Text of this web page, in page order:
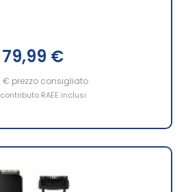
79,99 €
€ prezzo consigliato
RAEE inclusi